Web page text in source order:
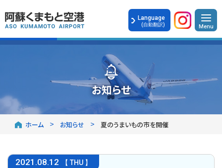
Language
(自動翻訳)
お知らせ
ホーム お知らせ 夏のうまいもの市を開催
2021 .08.12 【 THU 】